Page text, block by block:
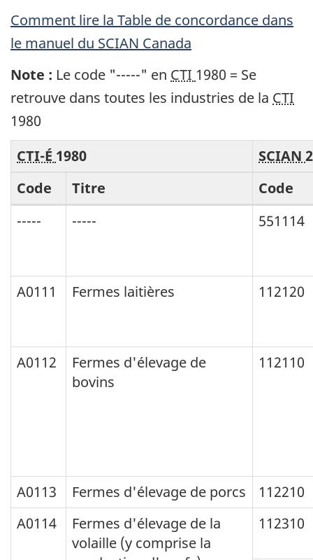
Archived
Content
Comment lire la Table de concordance dans
le manuel du SCIAN Canada
Note : Le code "-----" en CTI 1980 = Se
retrouve dans toutes les industries de la CTI
1980
Concordance
la
Classification
Industries
(CTI-
colonnes
code,
Concordance :
des
Établissements
Système
de
Classification
CTI-É 1980 SCIAN
Code
Titre
Code
-----
----- 551114
A0111 Fermes laitières 112120
A0112
Fermes d'élevage de
bovins
112110
A0113 Fermes d'élevage de porcs
112210
A0114
Fermes d'élevage de la
volaille (y comprise la
112310